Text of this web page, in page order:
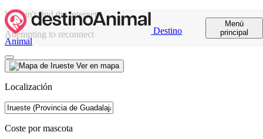
Destino
Animal
Menú
principal
We can't find the internet
Attempting to reconnect
Ver en mapa
Localización
Coste por mascota